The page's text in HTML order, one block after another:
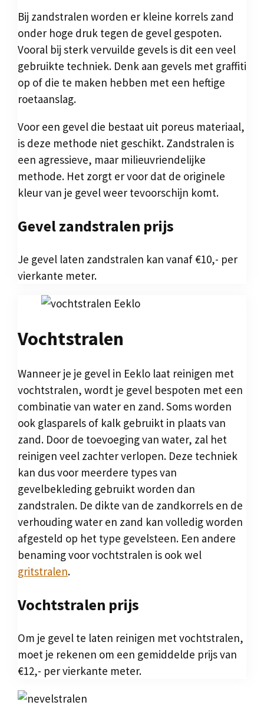
Bij zandstralen worden er kleine korrels zand
onder hoge druk tegen de gevel gespoten.
Vooral bij sterk vervuilde gevels is dit een veel
gebruikte techniek. Denk aan gevels met graffiti
op of die te maken hebben met een heftige
roetaanslag.
Voor een gevel die bestaat uit poreus materiaal,
is deze methode niet geschikt. Zandstralen is
een agressieve, maar milieuvriendelijke
methode. Het zorgt er voor dat de originele
kleur van je gevel weer tevoorschijn komt.
Gevel zandstralen prijs
Je gevel laten zandstralen kan vanaf €10,- per
vierkante meter.
Vochtstralen
Wanneer je je gevel in Eeklo laat reinigen met
vochtstralen, wordt je gevel bespoten met een
combinatie van water en zand. Soms worden
ook glasparels of kalk gebruikt in plaats van
zand. Door de toevoeging van water, zal het
reinigen veel zachter verlopen. Deze techniek
kan dus voor meerdere types van
gevelbekleding gebruikt worden dan
zandstralen. De dikte van de zandkorrels en de
verhouding water en zand kan volledig worden
afgesteld op het type gevelsteen. Een andere
benaming voor vochtstralen is ook wel
gritstralen.
Vochtstralen prijs
Om je gevel te laten reinigen met vochtstralen,
moet je rekenen om een gemiddelde prijs van
€12,- per vierkante meter.